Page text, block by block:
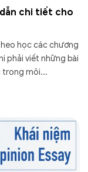
chi tiết cho
học các chương
phải viết những bài
trong môi...